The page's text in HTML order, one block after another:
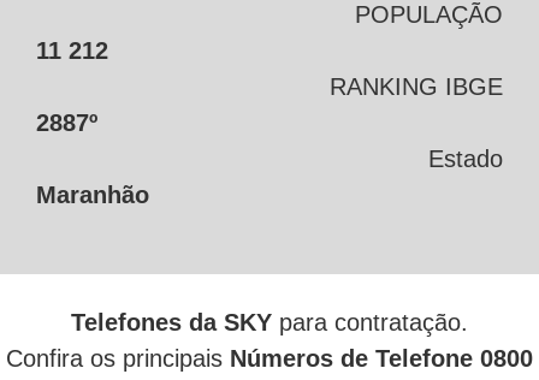
POPULAÇÃO
11 212
RANKING IBGE
2887º
Estado
Maranhão
Telefones da SKY para contratação.
Confira os principais Números de Telefone 0800